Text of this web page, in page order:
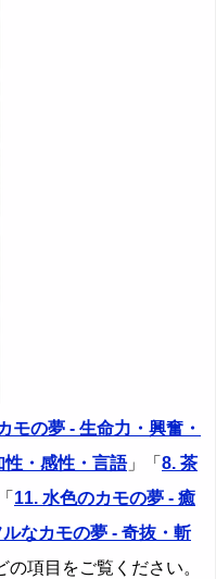
モの夢 - 生命力・興奮・
性・感性・言語」「 8. 茶
11. 水色のカモの夢 - 癒
なカモの夢 - 奇抜・斬
の項目をご覧ください。